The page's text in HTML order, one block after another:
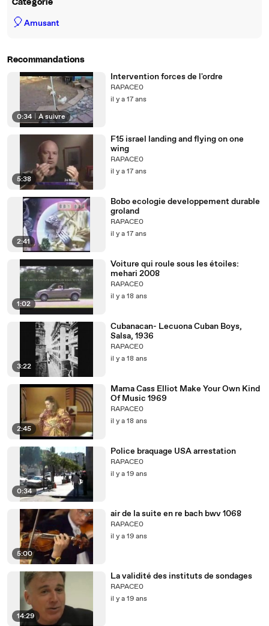
Catégorie
🎈Amusant
Recommandations
0:34 | À suivre
Intervention forces de l'ordre
RAPACE0
il y a 17 ans
5:38
F15 israel landing and flying on one
wing
RAPACE0
il y a 17 ans
2:41
Bobo ecologie developpement durable
groland
RAPACE0
il y a 17 ans
1:02
Voiture qui roule sous les étoiles:
mehari 2008
RAPACE0
il y a 18 ans
3:22
Cubanacan- Lecuona Cuban Boys,
Salsa, 1936
RAPACE0
il y a 18 ans
2:45
Mama Cass Elliot Make Your Own Kind
Of Music 1969
RAPACE0
il y a 18 ans
0:34
Police braquage USA arrestation
RAPACE0
il y a 19 ans
5:00
air de la suite en re bach bwv 1068
RAPACE0
il y a 19 ans
14:29
La validité des instituts de sondages
RAPACE0
il y a 19 ans